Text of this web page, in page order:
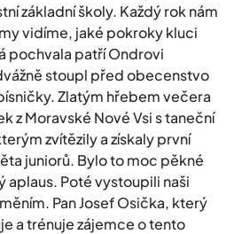
základní školy. Každý rok nám
vidíme, jaké pokroky kluci
pochvala patří Ondrovi
stoupl před obecenstvo
Zlatým hřebem večera
z Moravské Nové Vsi s taneční
zvítězily a získaly první
juniorů. Bylo to moc pěkné
aplaus. Poté vystoupili naši
Pan Josef Osička, který
a trénuje zájemce o tento